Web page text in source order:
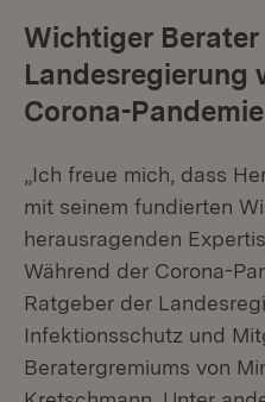
Wichtiger Berater
Landesregierung
Corona-Pandemie
„Ich freue mich, dass
mit seinem fundierten
herausragenden
Während der Corona-
Ratgeber der
Infektionsschutz und
Beratergremiums von